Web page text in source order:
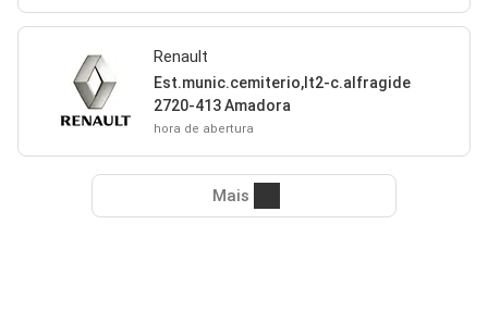
Renault
Est.munic.cemiterio,lt2-c.alfragide
2720-413 Amadora
hora de abertura
Mais